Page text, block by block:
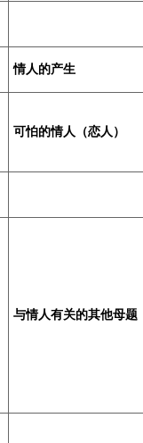
情人的产生
可怕的情人（恋人）
与情人有关的其他母题